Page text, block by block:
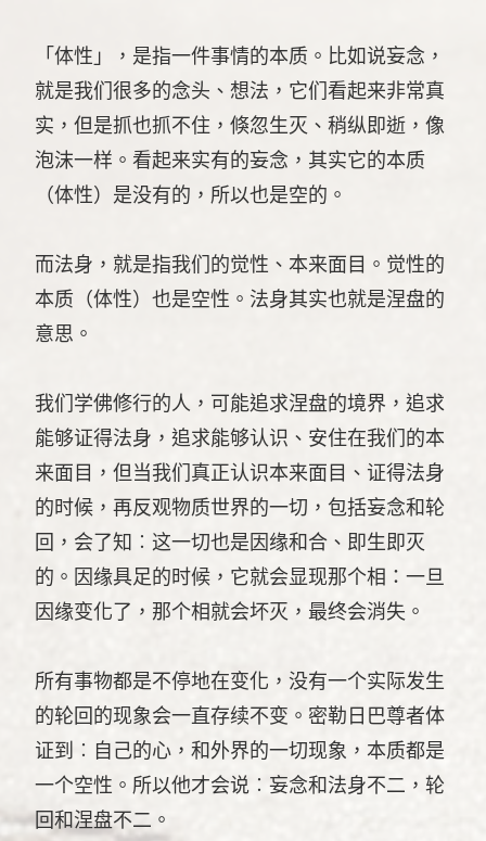
「体性」，是指一件事情的本质。比如说妄念，
就是我们很多的念头、想法，它们看起来非常真
实，但是抓也抓不住，倏忽生灭、稍纵即逝，像
泡沫一样。看起来实有的妄念，其实它的本质
（体性）是没有的，所以也是空的。
而法身，就是指我们的觉性、本来面目。觉性的
本质（体性）也是空性。法身其实也就是涅盘的
意思。
我们学佛修行的人，可能追求涅盘的境界，追求
能够证得法身，追求能够认识、安住在我们的本
来面目，但当我们真正认识本来面目、证得法身
的时候，再反观物质世界的一切，包括妄念和轮
回，会了知︰这一切也是因缘和合、即生即灭
的。因缘具足的时候，它就会显现那个相：一旦
因缘变化了，那个相就会坏灭，最终会消失。
所有事物都是不停地在变化，没有一个实际发生
的轮回的现象会一直存续不变。密勒日巴尊者体
证到︰自己的心，和外界的一切现象，本质都是
一个空性。所以他才会说︰妄念和法身不二，轮
回和涅盘不二。